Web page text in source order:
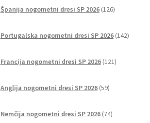
Španija nogometni dresi SP 2026 126izdelkov
Portugalska nogometni dresi SP 2026 142
Francija nogometni dresi SP 2026 121izdelkov
Anglija nogometni dresi SP 2026 59izdelkov
Nemčija nogometni dresi SP 2026 74izdelkov